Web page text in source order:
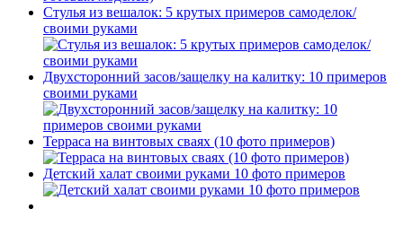
Стулья из вешалок: 5 крутых примеров самоделок/
своими руками
Двухсторонний засов/защелку на калитку: 10 примеров
своими руками
Терраса на винтовых сваях (10 фото примеров)
Детский халат своими руками 10 фото примеров